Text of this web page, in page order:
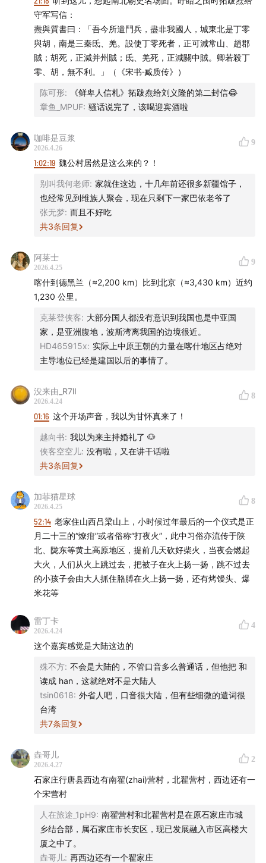
- 音乐 -
Danse Macabre - Busy Strings - Kevin MacLeod
- 本节目由JustPod出品 © 2026 上海斛律网络科技有限
公司 -
- 互动方式 -
商务合作：ad@justpod.fm
微博：@忽左忽右leftright @播客一下 @JustPod
微信公众号：忽左忽右Leftright / JustPod / 播客一下
小红书：JustPod气氛组 / 忽左忽右
B站：忽左忽右leftright
抖音：忽左忽右
守军写信：
燾與質書曰：「吾今所遣鬥兵，盡非我國人，城東北是丁零
與胡，南是三秦氐、羌。設使丁零死者，正可減常山、趙郡
賊；胡死，正減并州賊；氐、羌死，正減關中賊。卿若殺丁
零、胡，無不利。」（《宋书·臧质传》）
陈可形:
《鲜卑人信札》拓跋焘给刘义隆的第二封信😂
章鱼_MPUF: 骚话说完了，该喝迎宾酒啦
咖啡是豆浆
2026.4.26
9
1:02:19 魏公村居然是这么来的？！
别叫我何老师: 家就住这边，十几年前还很多新疆馆子，
也经常见到维族人聚会，现在只剩下一家巴依老爷了
张无梦: 而且不好吃
共3条回复
阿莱士
2026.4.25
9
喀什到德黑兰（≈2,200 km）比到北京（≈3,430 km）近约
1,230 公里。
克莱登侠客: 大部分国人都没有意识到我国也是中亚国
家，是亚洲腹地，波斯湾离我国的边境很近。
HD465915x: 实际上中原王朝的力量在喀什地区占绝对
主导地位已经是建国以后的事情了。
没来由_R7lI
2026.4.24
8
01:16 这个开场声音，我以为甘怀真来了！
越向书: 我以为来主持婚礼了 🐶
侠客空空儿: 没有啦，又在讲干话啦
共3条回复
加菲猫星球
2026.4.25
8
52:14 老家住山西吕梁山上，小时候过年最后的一个仪式是正
月二十三的“燎疳”或者俗称“打夜火”，此中习俗亦流传于陕
北、陇东等黄土高原地区，提前几天砍好柴火，当夜会燃起
大火，人们从火上跳过去，把被子在火上扬一扬，跳不过去
的小孩子会由大人抓住胳膊在火上扬一扬，还有烤馒头、爆
米花等
雷丁卡
2026.4.24
4
这个嘉宾感觉是大陆这边的
殊不方: 不会是大陆的，不管口音多么普通话，但他把 和
读成 han，这就绝对不是大陆人
tsin0618: 外省人吧，口音很大陆，但有些细微的遣词很
台湾
共7条回复
垚哥儿
2026.4.27
2
石家庄行唐县西边有南翟(zhai)营村，北翟营村，西边还有一
个宋营村
人在旅途_1pH9: 南翟营村和北翟营村是在原石家庄市城
乡结合部，属石家庄市长安区，现已发展融入市区高楼大
厦之中了。
垚哥儿: 再西边还有一个翟家庄